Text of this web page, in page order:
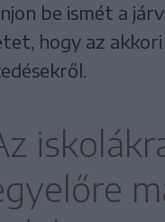
be ismét a
hogy az